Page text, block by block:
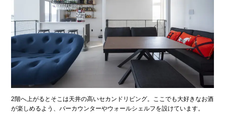
2階へ上がるとそこは天井の高いセカンドリビング。ここでも大好きなお酒
が楽しめるよう、バーカウンターやウォールシェルフを設けています。